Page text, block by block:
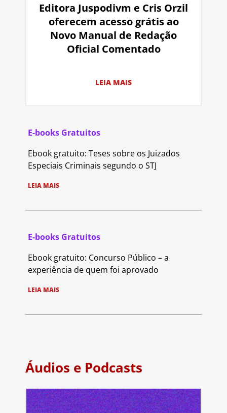
Editora Juspodivm e Cris Orzil
oferecem acesso grátis ao
Novo Manual de Redação
Oficial Comentado
LEIA MAIS
E-books Gratuitos
Ebook gratuito: Teses sobre os Juizados
Especiais Criminais segundo o STJ
LEIA MAIS
E-books Gratuitos
Ebook gratuito: Concurso Público – a
experiência de quem foi aprovado
LEIA MAIS
Áudios e Podcasts